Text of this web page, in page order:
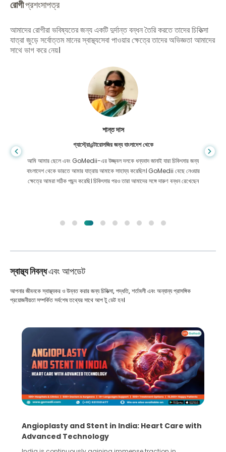
রোগীপ্রশংসাপত্র
আমাদের রোগীরা ভবিষ্যতের জন্য একটি দুর্দান্ত বন্ধন তৈরি করতে তাদের চিকিত্সা
যাত্রা জুড়ে সর্বোত্তম মানের স্বাস্থ্যসেবা পাওয়ার ক্ষেত্রে তাদের অভিজ্ঞতা আমাদের
সাথে ভাগ করে নেয়।
শান্ত দাস
গ্যাস্ট্রোএন্টারোলজির জন্য বাংলাদেশ থেকে
আমি আমার ছেলে এবং GoMedii-এর উজ্জ্বল দলকে ধন্যবাদ জানাই যারা চিকিৎসার জন্য
বাংলাদেশ থেকে ভারতে আমার যাত্রায় আমাকে সাহায্য করেছিল। GoMedii বেছে নেওয়ার
ক্ষেত্রে আমরা সঠিক পছন্দ করেছি। চিকিৎসার পরও তারা আমাদের সঙ্গে দারুণ বন্ধন রেখেছেন
স্বাস্থ্য নিবন্ধএবং আপডেট
আপনার জীবনকে স্বাস্থ্যকর ও উন্নত করার জন্য চিকিত্সা, পদ্ধতি, শর্তাবলী এবং অন্যান্য প্রাসঙ্গিক
প্রয়োজনীয়তা সম্পর্কিত সর্বশেষ তথ্যের সাথে আপ টু ডেট হন।
Angioplasty and Stent in India: Heart Care with
Advanced Technology